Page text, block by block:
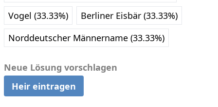
Vogel (33.33%)
Berliner Eisbär (33.33%)
Norddeutscher Männername (33.33%)
Neue Lösung vorschlagen
Heir eintragen